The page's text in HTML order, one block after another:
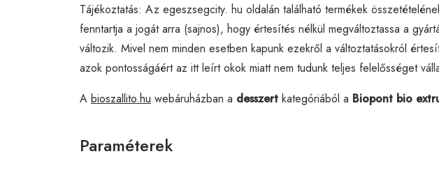
Tájékoztatás: Az egeszsegcity. hu oldalán található termékek
fenntartja a jogát arra (sajnos), hogy értesítés nélkül megváltoztassa a
változik. Mivel nem minden esetben kapunk ezekről a változtatásokról
azok pontosságáért az itt leírt okok miatt nem tudunk teljes felelősséget
A bioszallito.hu webáruházban a desszert kategóriából a Biopont bio
Paraméterek